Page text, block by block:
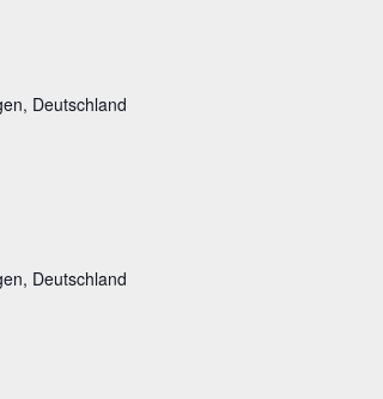
Deutschland
Deutschland